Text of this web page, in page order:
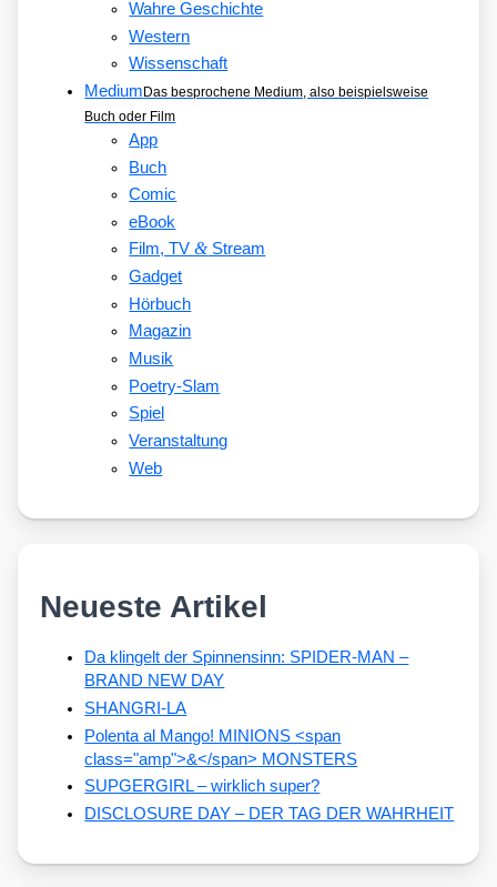
Wahre Geschichte
Western
Wissenschaft
MediumDas besprochene Medium, also beispielsweise
Buch oder Film
App
Buch
Comic
eBook
Film, TV&Stream
Gadget
Hörbuch
Magazin
Musik
Poetry-Slam
Spiel
Veranstaltung
Web
Neueste Artikel
Da klingelt der Spinnensinn: SPIDER-MAN –
BRAND NEW DAY
SHANGRI-LA
Polenta al Mango! MINIONS <span
class="amp">&</span> MONSTERS
SUPGERGIRL – wirklich super?
DISCLOSURE DAY – DER TAG DER WAHRHEIT